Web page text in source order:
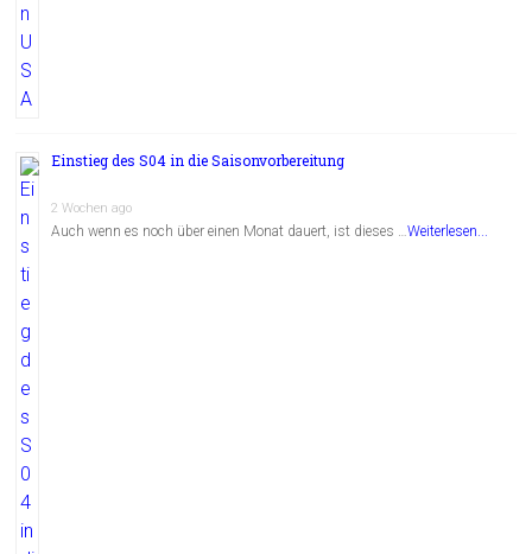
Einstieg des S04 in die Saisonvorbereitung
2 Wochen ago
Auch wenn es noch über einen Monat dauert, ist dieses …Weiterlesen...